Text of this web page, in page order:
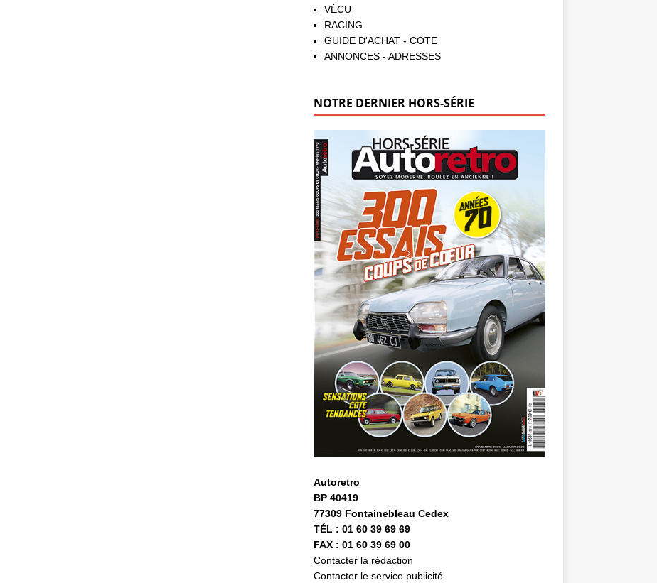
VÉCU
RACING
GUIDE D'ACHAT - COTE
ANNONCES - ADRESSES
NOTRE DERNIER HORS-SÉRIE
Autoretro
BP 40419
77309 Fontainebleau Cedex
TÉL : 01 60 39 69 69
FAX : 01 60 39 69 00
Contacter la rédaction
Contacter le service publicité